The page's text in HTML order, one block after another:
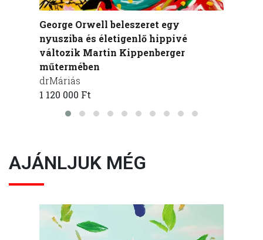
George Orwell beleszeret egy
nyusziba és életigenlő hippivé
változik Martin Kippenberger
műtermében
drMáriás
1 120 000 Ft
AJÁNLJUK MÉG